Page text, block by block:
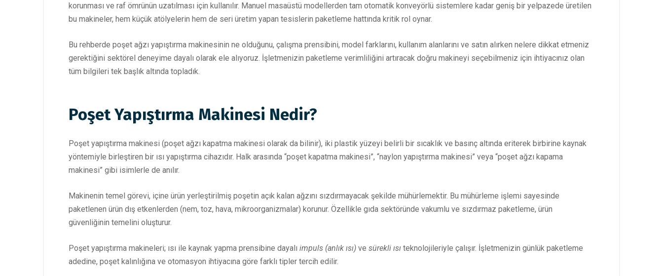
korunması ve raf ömrünün uzatılması için kullanılır. Manuel masaüstü modellerden tam otomatik konveyörlü sistemlere kadar geniş bir yelpazede üretilen
bu makineler, hem küçük atölyelerin hem de seri üretim yapan tesislerin paketleme hattında kritik rol oynar.
Bu rehberde poşet ağzı yapıştırma makinesinin ne olduğunu, çalışma prensibini, model farklarını, kullanım alanlarını ve satın alırken nelere dikkat etmeniz
gerektiğini sektörel deneyime dayalı olarak ele alıyoruz. İşletmenizin paketleme verimliliğini artıracak doğru makineyi seçebilmeniz için ihtiyacınız olan
tüm bilgileri tek başlık altında topladık.
Poşet Yapıştırma Makinesi Nedir?
Poşet yapıştırma makinesi (poşet ağzı kapatma makinesi olarak da bilinir), iki plastik yüzeyi belirli bir sıcaklık ve basınç altında eriterek birbirine kaynak
yöntemiyle birleştiren bir ısı yapıştırma cihazıdır. Halk arasında “poşet kapatma makinesi”, “naylon yapıştırma makinesi” veya “poşet ağzı kapama
makinesi” gibi isimlerle de anılır.
Makinenin temel görevi, içine ürün yerleştirilmiş poşetin açık kalan ağzını sızdırmayacak şekilde mühürlemektir. Bu mühürleme işlemi sayesinde
paketlenen ürün dış etkenlerden (nem, toz, hava, mikroorganizmalar) korunur. Özellikle gıda sektöründe vakumlu ve sızdırmaz paketleme, ürün
güvenliğinin temelini oluşturur.
Poşet yapıştırma makineleri; ısı ile kaynak yapma prensibine dayalı impuls (anlık ısı) ve sürekli ısı teknolojileriyle çalışır. İşletmenizin günlük paketleme
adedine, poşet kalınlığına ve otomasyon ihtiyacına göre farklı tipler tercih edilir.